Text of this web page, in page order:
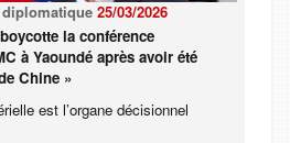
25/03/2026
la conférence
à Yaoundé après avoir été
Chine »
est l’organe décisionnel